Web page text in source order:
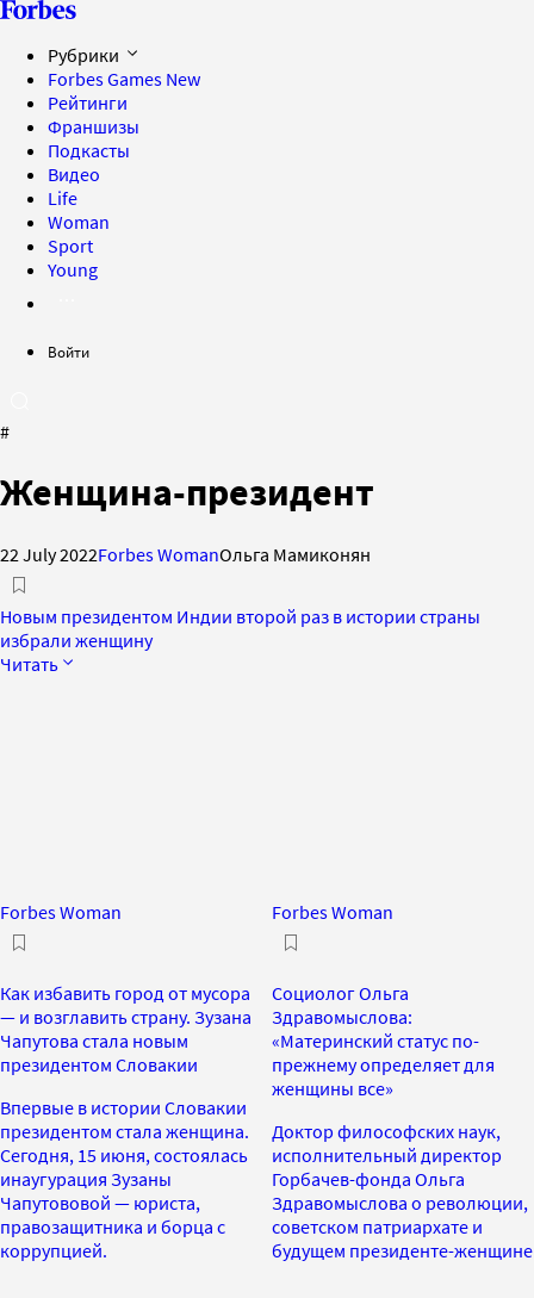
Рубрики
Forbes Games New
Рейтинги
Франшизы
Подкасты
Видео
Life
Woman
Sport
Young
Войти
#
Женщина-президент
22 July 2022Forbes WomanОльга Мамиконян
Новым президентом Индии второй раз в истории страны
избрали женщину
Читать
Forbes Woman
Как избавить город от мусора
— и возглавить страну. Зузана
Чапутова стала новым
президентом Словакии
Впервые в истории Словакии
президентом стала женщина.
Сегодня, 15 июня, состоялась
инаугурация Зузаны
Чапутововой — юриста,
правозащитника и борца с
коррупцией.
Forbes Woman
Социолог Ольга
Здравомыслова:
«Материнский статус по-
прежнему определяет для
женщины все»
Доктор философских наук,
исполнительный директор
Горбачев-фонда Ольга
Здравомыслова о революции,
советском патриархате и
будущем президенте-женщине